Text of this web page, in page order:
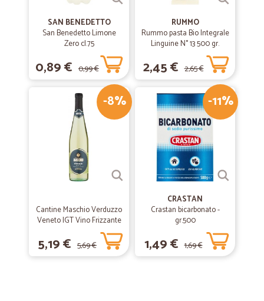
SAN BENEDETTO
San Benedetto Limone
Zero cl.75
0,89 € 0,99 €
RUMMO
Rummo pasta Bio Integrale
Linguine N° 13 500 gr.
2,45 € 2,65 €
-8%
Cantine Maschio Verduzzo
Veneto IGT Vino Frizzante
5,19 € 5,69 €
-11%
CRASTAN
Crastan bicarbonato -
gr.500
1,49 € 1,69 €